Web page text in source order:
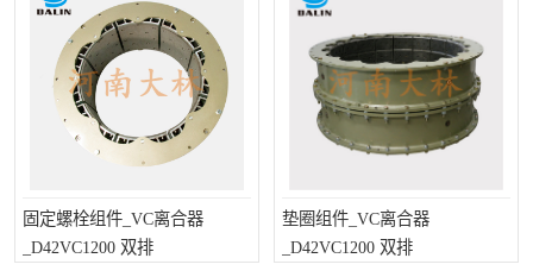
固定螺栓组件_VC离合器
_D42VC1200 双排
垫圈组件_VC离合器
_D42VC1200 双排